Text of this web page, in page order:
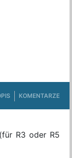
KOMENTARZE
R3 oder R5